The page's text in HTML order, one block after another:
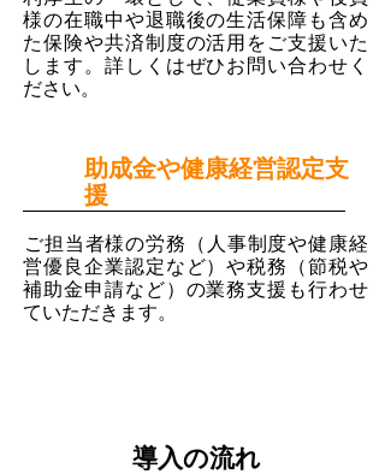
様の在職中や退職後の生活保障も含め
た保険や共済制度の活用をご支援いた
します。詳しくはぜひお問い合わせく
ださい。
助成金や健康経営認定支
援
​ご担当者様の労務（人事制度や健康経
営優良企業認定など）や税務（節税や
補助金申請など）の業務支援も行わせ
ていただきます。
導入の流れ